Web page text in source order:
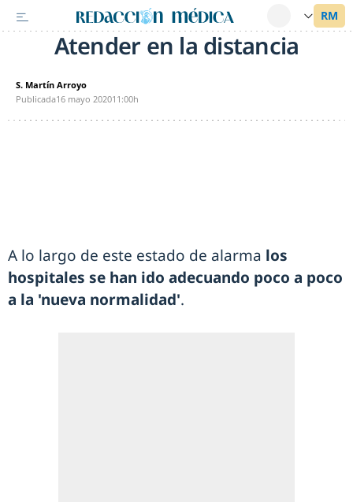
Atender en la distancia
S. Martín Arroyo
Publicada16 mayo 202011:00h
A lo largo de este estado de alarma los
hospitales se han ido adecuando poco a poco
a la 'nueva normalidad'.